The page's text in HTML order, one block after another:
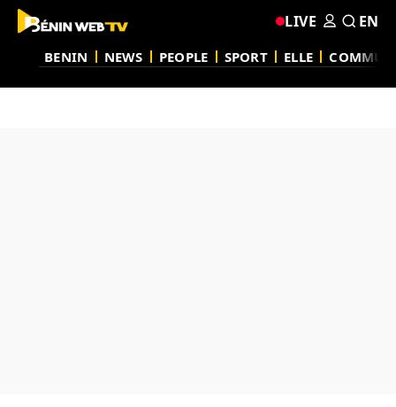
BENIN NEWS PEOPLE SPORT ELLE
LIVE EN